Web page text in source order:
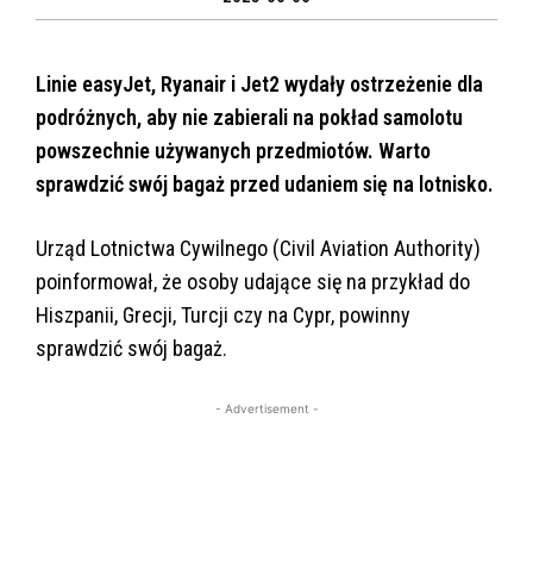
Linie easyJet, Ryanair i Jet2 wydały ostrzeżenie dla
podróżnych, aby nie zabierali na pokład samolotu
powszechnie używanych przedmiotów. Warto
sprawdzić swój bagaż przed udaniem się na lotnisko.
Urząd Lotnictwa Cywilnego (Civil Aviation Authority)
poinformował, że osoby udające się na przykład do
Hiszpanii, Grecji, Turcji czy na Cypr, powinny
sprawdzić swój bagaż.
- Advertisement -